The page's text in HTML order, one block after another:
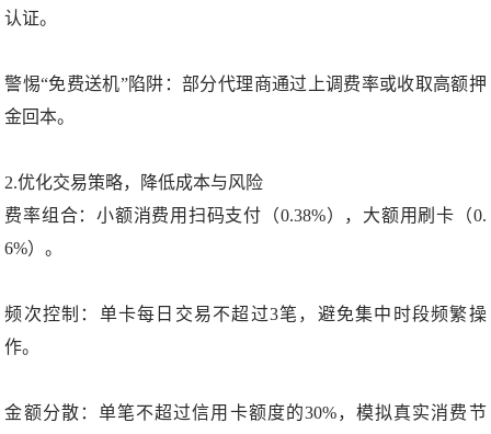
认证。
警惕“免费送机”陷阱：部分代理商通过上调费率或收取高额押
金回本。
2.优化交易策略，降低成本与风险
费率组合：小额消费用扫码支付（0.38%），大额用刷卡（0.
6%）。
频次控制：单卡每日交易不超过3笔，避免集中时段频繁操
作。
金额分散：单笔不超过信用卡额度的30%，模拟真实消费节